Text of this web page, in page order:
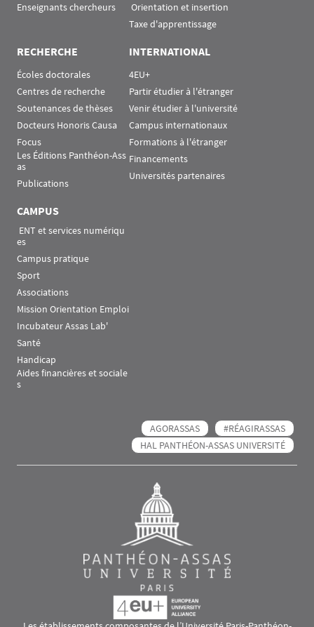
Enseignants chercheurs
Orientation et insertion
Taxe d'apprentissage
RECHERCHE
Écoles doctorales
Centres de recherche
Soutenances de thèses
Docteurs Honoris Causa
Focus
Les Éditions Panthéon-Ass
as
Publications
INTERNATIONAL
4EU+
Partir étudier à l'étranger
Venir étudier à l'université
Campus internationaux
Formations à l'étranger
Financements
Universités partenaires
CAMPUS
es
Campus pratique
Sport
Associations
Mission Orientation Emploi
Incubateur Assas Lab'
Santé
Handicap
Aides financières et sociale
s
AGORASSAS
#RÉAGIRASSAS
HAL PANTHÉON-ASSAS UNIVERSITÉ